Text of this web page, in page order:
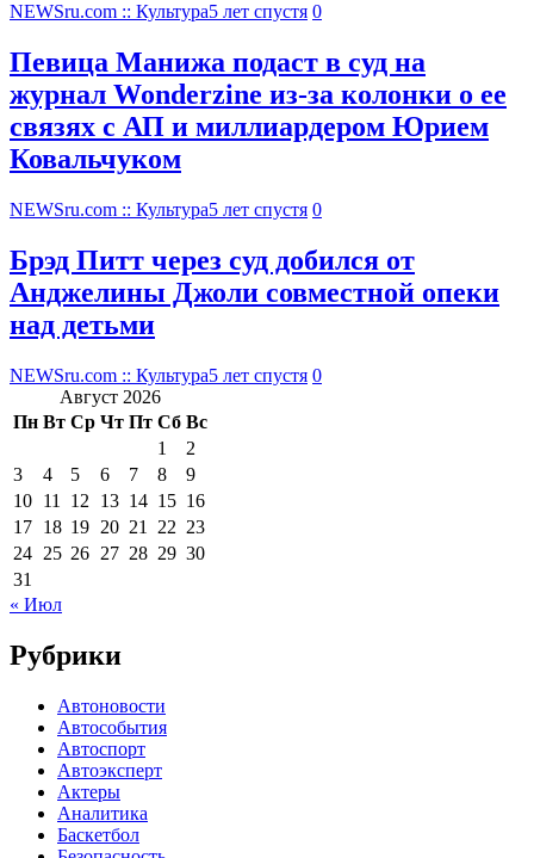
NEWSru.com :: Культура5 лет спустя 0
Певица Манижа подаст в суд на
журнал Wonderzine из-за колонки о ее
связях с АП и миллиардером Юрием
Ковальчуком
NEWSru.com :: Культура5 лет спустя 0
Брэд Питт через суд добился от
Анджелины Джоли совместной опеки
над детьми
NEWSru.com :: Культура5 лет спустя 0
Август 2026
Пн Вт Ср Чт Пт Сб Вс
1
2
3
4 5 6 7 8
9
10 11 12 13 14 15 16
17 18 19 20 21 22 23
24 25 26 27 28 29 30
31
« Июл
Рубрики
Автоновости
Автособытия
Автоспорт
Автоэксперт
Актеры
Аналитика
Баскетбол